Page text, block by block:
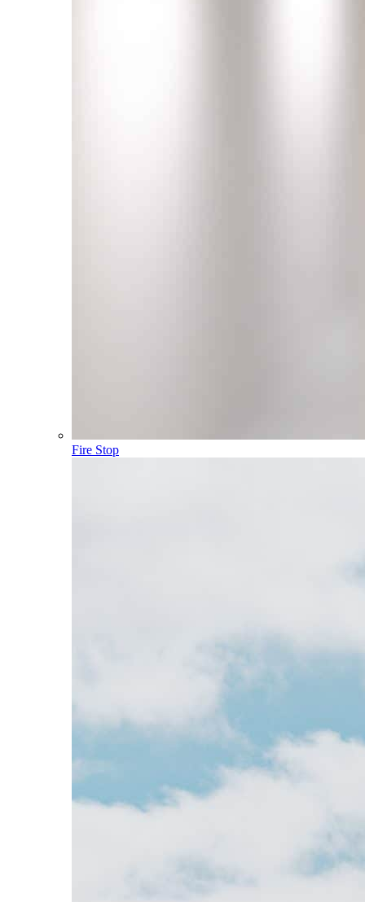
Fire Stop